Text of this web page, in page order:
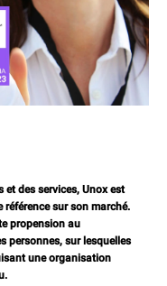
des services, Unox est
référence sur son marché.
propension au
personnes, sur lesquelles
une organisation